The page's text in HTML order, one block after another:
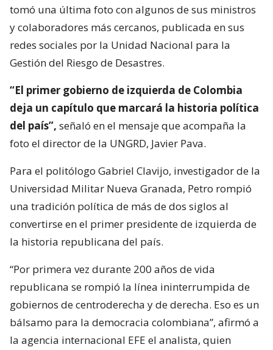
tomó una última foto con algunos de sus ministros
y colaboradores más cercanos, publicada en sus
redes sociales por la Unidad Nacional para la
Gestión del Riesgo de Desastres.
“El primer gobierno de izquierda de Colombia
deja un capítulo que marcará la historia política
del país”, señaló en el mensaje que acompaña la
foto el director de la UNGRD, Javier Pava.
Para el politólogo Gabriel Clavijo, investigador de la
Universidad Militar Nueva Granada, Petro rompió
una tradición política de más de dos siglos al
convertirse en el primer presidente de izquierda de
la historia republicana del país.
“Por primera vez durante 200 años de vida
republicana se rompió la línea ininterrumpida de
gobiernos de centroderecha y de derecha. Eso es un
bálsamo para la democracia colombiana”, afirmó a
la agencia internacional EFE el analista, quien